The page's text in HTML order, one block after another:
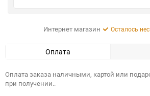
Интернет магазин Осталось
Оплата
Оплата заказа наличными, картой или
при получении..